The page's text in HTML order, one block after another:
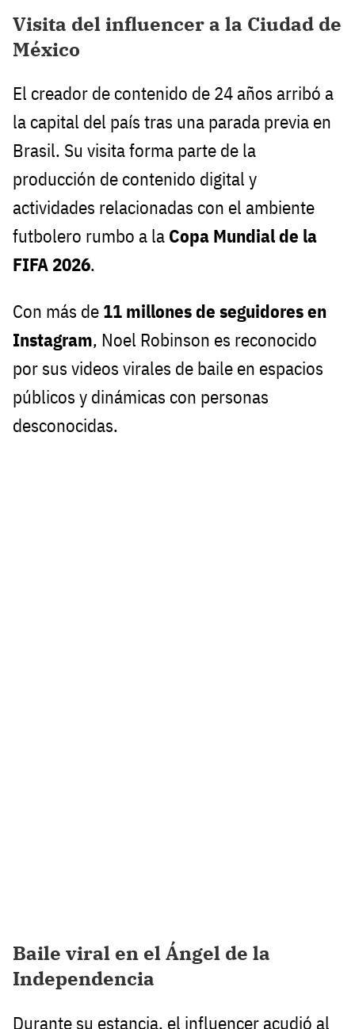
Visita del influencer a la Ciudad de
México
El creador de contenido de 24 años arribó a
la capital del país tras una parada previa en
Brasil. Su visita forma parte de la
producción de contenido digital y
actividades relacionadas con el ambiente
futbolero rumbo a la Copa Mundial de la
FIFA 2026.
Con más de 11 millones de seguidores en
Instagram, Noel Robinson es reconocido
por sus videos virales de baile en espacios
públicos y dinámicas con personas
desconocidas.
Baile viral en el Ángel de la
Independencia
Durante su estancia, el influencer acudió al